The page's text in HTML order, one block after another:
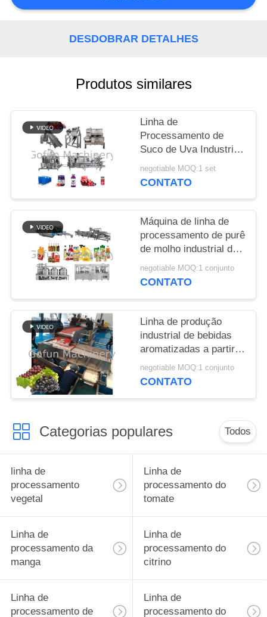
CONTACTE-
CASOS
PEÇA
UMAS
CITAÇÕES
MAPA
SITE
POLÍTICA
DE
PRIVACIDADE
DESDOBRAR DETALHES
Produtos similares
Linha de
Processamento de
Suco de Uva Industrial
1000T/Dia Aço
Inoxidável
negotiable MOQ:1 set
CONTATO
Máquina de linha de
processamento de purê
de molho industrial de
suco de bebidas para
planta de
negotiable MOQ:1 conjunto
CONTATO
Linha de produção
industrial de bebidas
aromatizadas a partir
de uvas para
instalações de
negotiable MOQ:1 conjunto
CONTATO
Categorias populares Todos
linha de
processamento
vegetal
Linha de
processamento do
tomate
Linha de
processamento da
manga
Linha de
processamento do
citrino
Linha de
processamento de
Linha de
processamento do